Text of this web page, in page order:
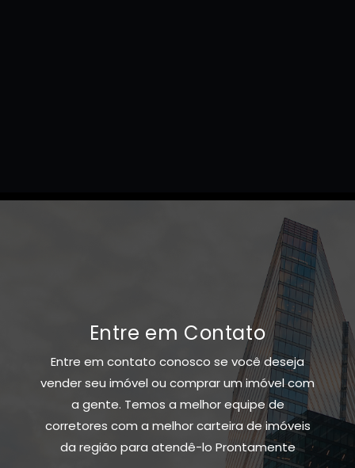
Entre em Contato
Entre em contato conosco se você deseja
vender seu imóvel ou comprar um imóvel com
a gente. Temos a melhor equipe de
corretores com a melhor carteira de imóveis
da região para atendê-lo Prontamente